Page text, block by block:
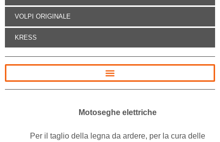
VOLPI ORIGINALE
KRESS
Motoseghe elettriche
Per il taglio della legna da ardere, per la cura delle